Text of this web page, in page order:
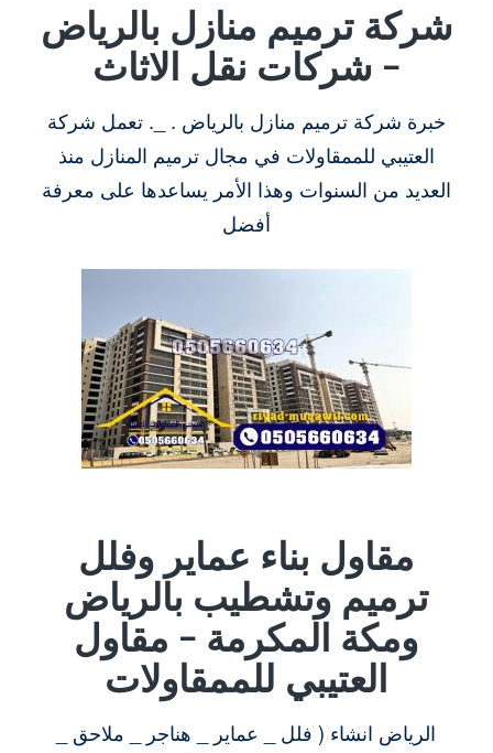
شركة ترميم منازل بالرياض
– شركات نقل الاثاث
خبرة شركة ترميم منازل بالرياض . _. تعمل شركة
العتيبي للممقاولات في مجال ترميم المنازل منذ
العديد من السنوات وهذا الأمر يساعدها على معرفة
أفضل
مقاول بناء عماير وفلل
ترميم وتشطيب بالرياض
ومكة المكرمة – مقاول
العتيبي للممقاولات
الرياض انشاء ( فلل _ عماير _ هناجر _ ملاحق _